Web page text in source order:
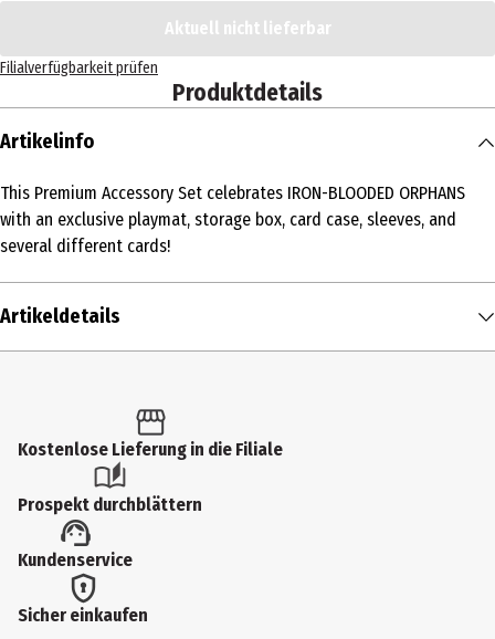
Aktuell nicht lieferbar
Filialverfügbarkeit prüfen
Produktdetails
Artikelinfo
This Premium Accessory Set celebrates IRON-BLOODED ORPHANS
with an exclusive playmat, storage box, card case, sleeves, and
several different cards!
Artikeldetails
Produkttyp
Sammelkarten
Altersempfehlung ab
15 Jahre
Artikelnummer des Herstellers
Kostenlose Lieferung in die Filiale
Prospekt durchblättern
Kundenservice
Sicher einkaufen